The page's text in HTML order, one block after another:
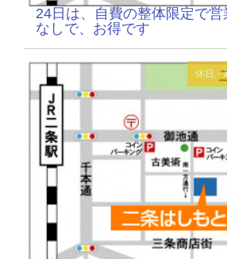
24日は、自費の整体限定で
なしで、お得です
休日・